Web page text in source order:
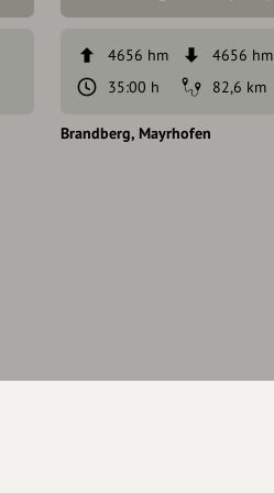
4656 hm
4656 hm
35:00 h
82,6 km
Brandberg Mayrhofen